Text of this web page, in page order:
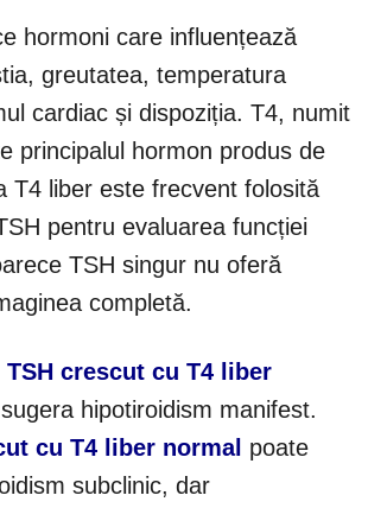
hormoni care influențează
greutatea, temperatura
cardiac și dispoziția. T4, numit
principalul hormon produs de
T4 liber este frecvent folosită
pentru evaluarea funcției
TSH singur nu oferă
completă.
TSH crescut cu T4 liber
hipotiroidism manifest.
cu T4 liber normal poate
subclinic, dar